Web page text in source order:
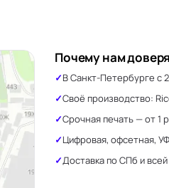
Почему нам
В Санкт-Петербурге с
Своё производство:
Срочная печать — от 1
Цифровая, офсетная,
Доставка по СПб и